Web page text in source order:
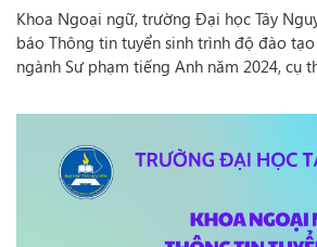
Khoa Ngoại ngữ, trường Đại học Tây
báo Thông tin tuyển sinh trình độ đào
ngành Sư phạm tiếng Anh năm 2024, cụ